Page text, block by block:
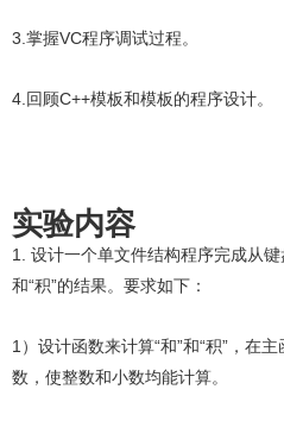
3.掌握VC程序调试过程。
4.回顾C++模板和模板的程序设计。
实验内容
1. 设计一个单文件结构程序完成从
和“积”的结果。要求如下：
1）设计函数来计算“和”和“积”，在
数，使整数和小数均能计算。